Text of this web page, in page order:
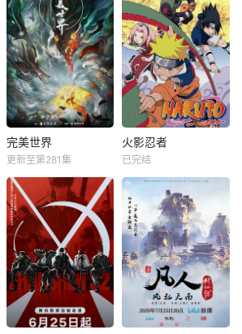
完美世界
更新至第281集
火影忍者
已完结